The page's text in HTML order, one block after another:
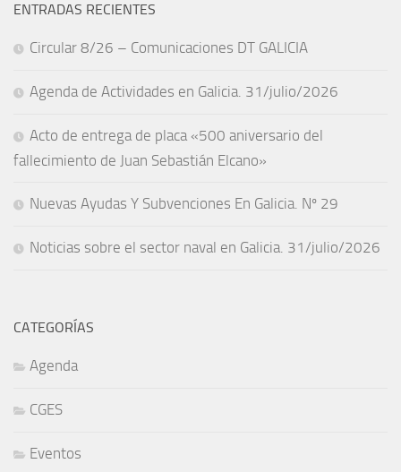
ENTRADAS RECIENTES
Circular 8/26 – Comunicaciones DT GALICIA
Agenda de Actividades en Galicia. 31/julio/2026
Acto de entrega de placa «500 aniversario del
fallecimiento de Juan Sebastián Elcano»
Nuevas Ayudas Y Subvenciones En Galicia. Nº 29
Noticias sobre el sector naval en Galicia. 31/julio/2026
CATEGORÍAS
Agenda
CGES
Eventos